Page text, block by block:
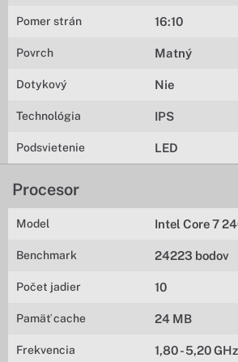
Pomer strán 16:10
Povrch Matný
Dotykový Nie
Technológia IPS
Podsvietenie LED
Procesor
Model Intel Core 7
Benchmark 24223 bodov
Počet jadier 10
Pamäť cache 24 MB
Frekvencia 1,80 - 5,20 GHz